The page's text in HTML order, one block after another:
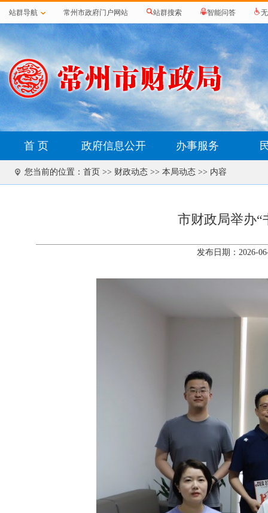
站群导航 常州市政府门户网站 站群搜索 智能问答
首 页 政府信息公开 办事服务
您当前的位置： 首页 >> 财政动态 >> 本局动态 >> 内容
市财政局举办“
发布日期：2026-